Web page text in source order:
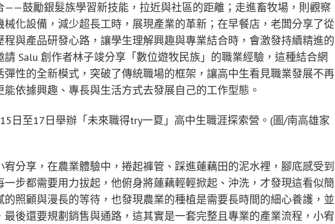
——鼓勵銀髮族學習新技能，拉近與社區的距離；走進畜牧場，則觀察
化設備，減少超長工時，展現產業的革新；在早餐店，老闆分享了從
與產品研發心路，讓學生理解興趣與專業結合時，會激發持續精進的
Salu 創作者林子竣分享「數位遊牧民族」的職業經驗，這種結合網
性的全新模式，突破了傳統職場的框架，讓高中生看見職業發展不再
依據興趣、專長與生活方式去發展自己的工作型態。
日至17日舉辦「未來職得try一夏」高中生職涯探索營。(圖/南高雄家
分享，在農業體驗中，捲起褲管、踩進蓮藕田的泥水裡，腳底感受到
一步都需要用力拔起，他俯身將蓮藕輕輕掀起、沖洗，才發現這看似簡
照顧與漫長的等待，也發現農業的種植是需要長時間的細心養護，並
後還要規劃銷售與通路，這其實是一套完整且專業的產業流程，小宥